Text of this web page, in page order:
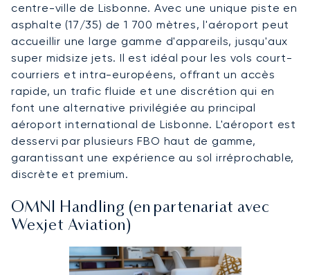
centre-ville de Lisbonne. Avec une unique piste en
asphalte (17/35) de 1 700 mètres, l'aéroport peut
accueillir une large gamme d'appareils, jusqu'aux
super midsize jets. Il est idéal pour les vols court-
courriers et intra-européens, offrant un accès
rapide, un trafic fluide et une discrétion qui en
font une alternative privilégiée au principal
aéroport international de Lisbonne. L'aéroport est
desservi par plusieurs FBO haut de gamme,
garantissant une expérience au sol irréprochable,
discrète et premium.
OMNI Handling (en partenariat avec
Wexjet Aviation)